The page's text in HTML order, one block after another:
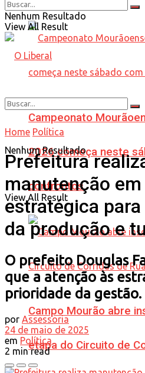
Campeonato
2026 começa neste
confrontos
Campo Mourão abre
etapa do Circuito de
Nenhum Resultado
View All Result
Nenhum Resultado
View All Result
Home Política
Prefeitura
manutenção
estratégica
da produção e
O prefeito Douglas
que a atenção às
prioridade da gestão.
por Assessoria
24 de maio de 2025
em Política
2 min read